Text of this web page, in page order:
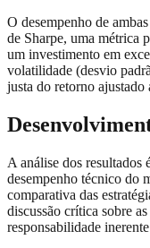
O desempenho de
de Sharpe, uma métrica
um investimento em
volatilidade (desvio
justa do retorno ajustado
A análise dos resultados
desempenho técnico do
comparativa das
discussão crítica sobre
responsabilidade